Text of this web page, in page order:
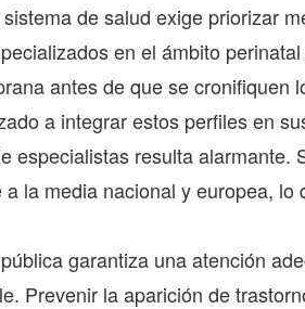
de salud exige priorizar
en el ámbito
antes de que se cronifiquen
a integrar estos perfiles en
especialistas resulta alarmante.
la media nacional y europea, lo
garantiza una atención
Prevenir la aparición de